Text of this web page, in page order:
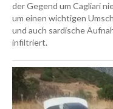
der Gegend um Cagliari
um einen wichtigen
und auch sardische
infiltriert.